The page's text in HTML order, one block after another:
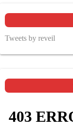
Tweets by reveil